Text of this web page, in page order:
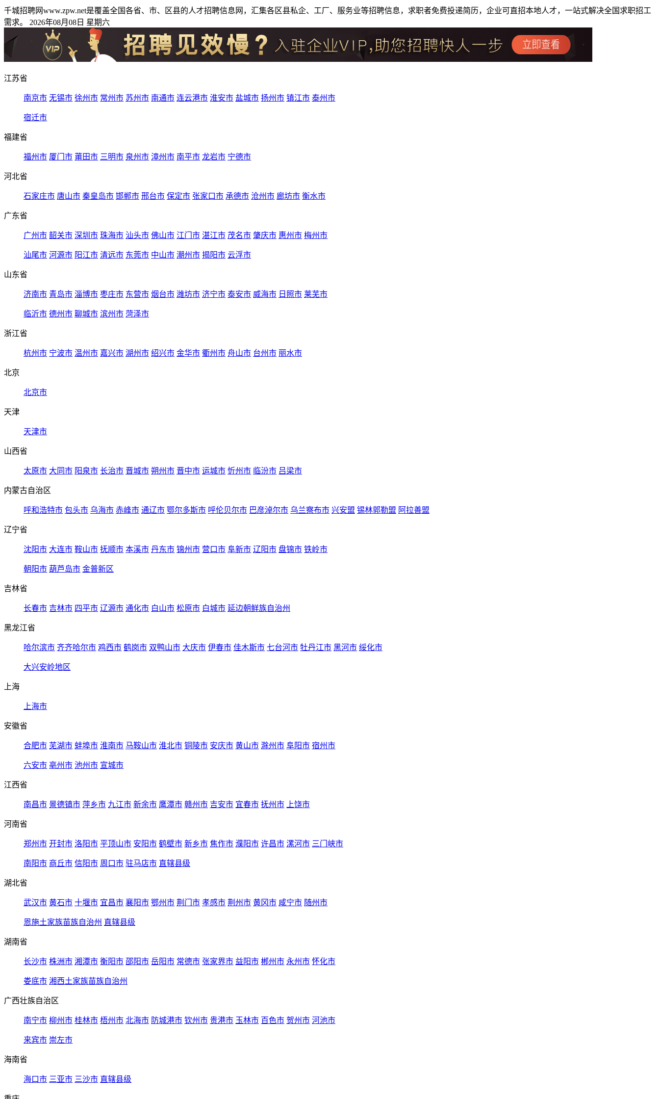
千城招聘网www.zpw.net是覆盖全国各省、市、区县的人才招聘信息网，汇集各区县私企、工厂、服务业等招聘信息，求职者免费投递简历，企业可直招本地人才，一站式解决全国求职招工
需求。 2026年08月08日 星期六
江苏省
南京市 无锡市 徐州市 常州市 苏州市 南通市 连云港市 淮安市 盐城市 扬州市 镇江市 泰州市
宿迁市
福建省
福州市 厦门市 莆田市 三明市 泉州市 漳州市 南平市 龙岩市 宁德市
河北省
石家庄市 唐山市 秦皇岛市 邯郸市 邢台市 保定市 张家口市 承德市 沧州市 廊坊市 衡水市
广东省
广州市 韶关市 深圳市 珠海市 汕头市 佛山市 江门市 湛江市 茂名市 肇庆市 惠州市 梅州市
汕尾市 河源市 阳江市 清远市 东莞市 中山市 潮州市 揭阳市 云浮市
山东省
济南市 青岛市 淄博市 枣庄市 东营市 烟台市 潍坊市 济宁市 泰安市 威海市 日照市 莱芜市
临沂市 德州市 聊城市 滨州市 菏泽市
浙江省
杭州市 宁波市 温州市 嘉兴市 湖州市 绍兴市 金华市 衢州市 舟山市 台州市 丽水市
北京
北京市
天津
天津市
山西省
太原市 大同市 阳泉市 长治市 晋城市 朔州市 晋中市 运城市 忻州市 临汾市 吕梁市
内蒙古自治区
呼和浩特市 包头市 乌海市 赤峰市 通辽市 鄂尔多斯市 呼伦贝尔市 巴彦淖尔市 乌兰察布市 兴安盟 锡林郭勒盟 阿拉善盟
辽宁省
沈阳市 大连市 鞍山市 抚顺市 本溪市 丹东市 锦州市 营口市 阜新市 辽阳市 盘锦市 铁岭市
朝阳市 葫芦岛市 金普新区
吉林省
长春市 吉林市 四平市 辽源市 通化市 白山市 松原市 白城市 延边朝鲜族自治州
黑龙江省
哈尔滨市 齐齐哈尔市 鸡西市 鹤岗市 双鸭山市 大庆市 伊春市 佳木斯市 七台河市 牡丹江市 黑河市 绥化市
大兴安岭地区
上海
上海市
安徽省
合肥市 芜湖市 蚌埠市 淮南市 马鞍山市 淮北市 铜陵市 安庆市 黄山市 滁州市 阜阳市 宿州市
六安市 亳州市 池州市 宣城市
江西省
南昌市 景德镇市 萍乡市 九江市 新余市 鹰潭市 赣州市 吉安市 宜春市 抚州市 上饶市
河南省
郑州市 开封市 洛阳市 平顶山市 安阳市 鹤壁市 新乡市 焦作市 濮阳市 许昌市 漯河市 三门峡市
南阳市 商丘市 信阳市 周口市 驻马店市 直辖县级
湖北省
武汉市 黄石市 十堰市 宜昌市 襄阳市 鄂州市 荆门市 孝感市 荆州市 黄冈市 咸宁市 随州市
恩施土家族苗族自治州 直辖县级
湖南省
长沙市 株洲市 湘潭市 衡阳市 邵阳市 岳阳市 常德市 张家界市 益阳市 郴州市 永州市 怀化市
娄底市 湘西土家族苗族自治州
广西壮族自治区
南宁市 柳州市 桂林市 梧州市 北海市 防城港市 钦州市 贵港市 玉林市 百色市 贺州市 河池市
来宾市 崇左市
海南省
海口市 三亚市 三沙市 直辖县级